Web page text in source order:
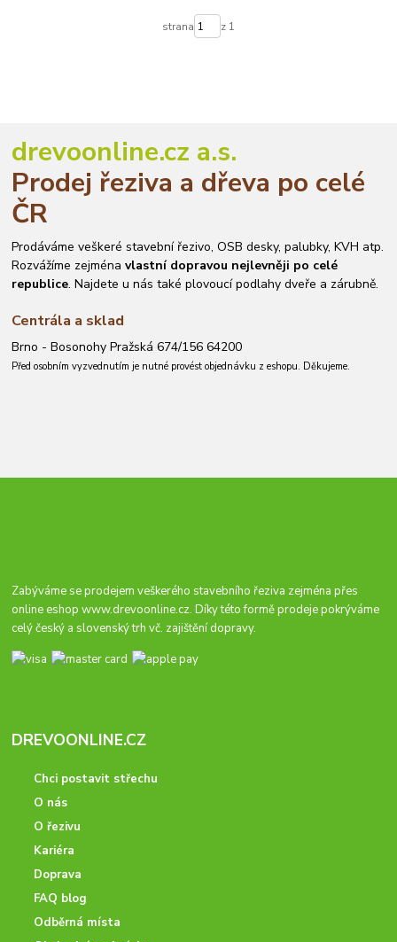
strana z 1
drevoonline.cz a.s.
Prodej řeziva a dřeva po celé
ČR
Prodáváme veškeré stavební řezivo, OSB desky, palubky, KVH atp.
Rozvážíme zejménavlastní dopravou nejlevněji po celé
republice. Najdete u nás také plovoucí podlahy dveře a zárubně.
Centrála a sklad
Brno - Bosonohy Pražská 674/156 64200
Před osobním vyzvednutím je nutné provést objednávku z eshopu. Děkujeme.
Zabýváme se prodejem veškerého stavebního řeziva zejména přes
online eshopwww.drevoonline.cz. Díky této formě prodeje pokrýváme
celý český a slovenský trh vč. zajištění dopravy.
DREVOONLINE.CZ
Chci postavit střechu
O nás
O řezivu
Kariéra
Doprava
FAQ blog
Odběrná místa